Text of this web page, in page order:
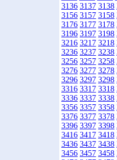
3136 3137 3138
3156 3157 3158
3176 3177 3178
3196 3197 3198
3216 3217 3218
3236 3237 3238
3256 3257 3258
3276 3277 3278
3296 3297 3298
3316 3317 3318
3336 3337 3338
3356 3357 3358
3376 3377 3378
3396 3397 3398
3416 3417 3418
3436 3437 3438
3456 3457 3458